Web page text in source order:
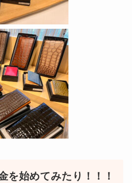
を始めてみたり！！！